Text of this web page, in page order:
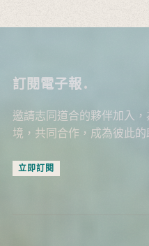
訂閱電子報
邀請志同道合的夥伴加入
境，共同合作，成為彼此
立即訂閱